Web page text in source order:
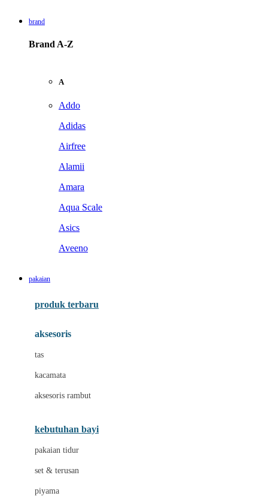
brand
Brand A-Z
A
Addo
Adidas
Airfree
Alamii
Amara
Aqua Scale
Asics
Aveeno
Baby Dove
Baby Rovega
Babybee
pakaian
produk terbaru
aksesoris
tas
kacamata
aksesoris rambut
kebutuhan bayi
pakaian tidur
set & terusan
piyama